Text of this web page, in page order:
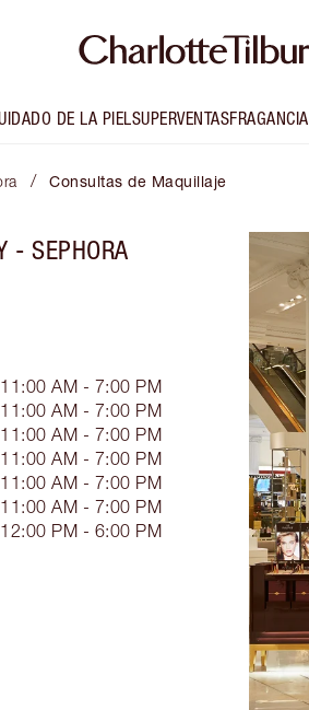
DE LA PIELSUPERVENTASFRAGANCIA
/ Consultas de Maquillaje
- SEPHORA
11:00 AM - 7:00 PM
11:00 AM - 7:00 PM
11:00 AM - 7:00 PM
11:00 AM - 7:00 PM
11:00 AM - 7:00 PM
11:00 AM - 7:00 PM
12:00 PM - 6:00 PM